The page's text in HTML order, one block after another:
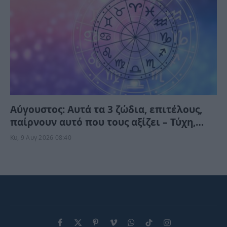
Αύγουστος: Αυτά τα 3 ζώδια, επιτέλους,
παίρνουν αυτό που τους αξίζει – Τύχη,
ευκαιρίες και απρόσμενες εξελίξεις
Κυ, 9 Αυγ 2026 08:40